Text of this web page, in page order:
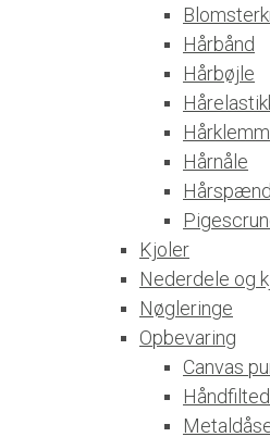
Hårbånd
Hårbøjle
Hårnåle
Kjoler
Nederdele og
Nøgleringe
Opbevaring
Canvas